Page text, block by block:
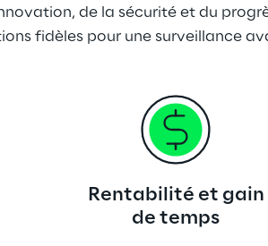
de la sécurité et du
fidèles pour une surveillance
Rentabilité et gain
de temps